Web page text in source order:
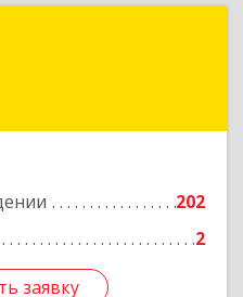
202
2
заявку
Респ, Нальчик г,
заявку